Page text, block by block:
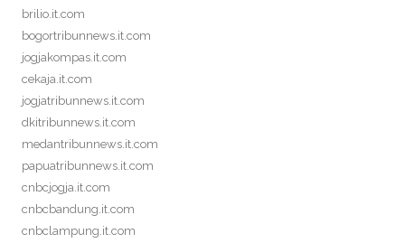
brilio.it.com
bogortribunnews.it.com
jogjakompas.it.com
cekaja.it.com
jogjatribunnews.it.com
dkitribunnews.it.com
medantribunnews.it.com
papuatribunnews.it.com
cnbcjogja.it.com
cnbcbandung.it.com
cnbclampung.it.com